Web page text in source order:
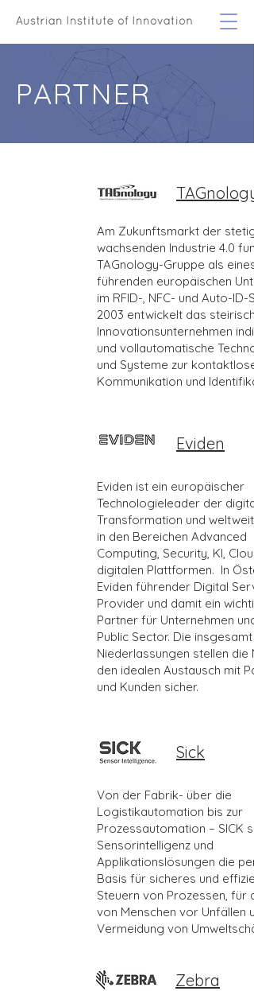
PARTNER
TAGnology
Am Zukunftsmarkt der stetig
wachsenden Industrie 4.0
TAGnology-Gruppe als eines
führenden europäischen
im RFID-, NFC- und Auto-ID-
2003 entwickelt das
Innovationsunternehmen
und vollautomatische
und Systeme zur
Kommunikation und
Eviden
Eviden ist ein europäischer
Technologieleader der
Transformation und weltweit
in den Bereichen Advanced
Computing, Security, KI,
digitalen Plattformen. In
Eviden führender Digital
Provider und damit ein
Partner für Unternehmen und
Public Sector. Die insgesamt
Niederlassungen stellen die
den idealen Austausch mit
und Kunden sicher.
Sick
Von der Fabrik- über die
Logistikautomation bis zur
Prozessautomation – SICK
Sensorintelligenz und
Applikationslösungen die
Basis für sicheres und
Steuern von Prozessen, für
von Menschen vor Unfällen
Vermeidung von
Zebra